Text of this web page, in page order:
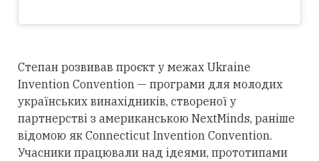
Степан розвивав проєкт у межах Ukraine
Invention Convention — програми для молодих
українських винахідників, створеної у
партнерстві з американською NextMinds, раніше
відомою як Connecticut Invention Convention.
Учасники працювали над ідеями, прототипами